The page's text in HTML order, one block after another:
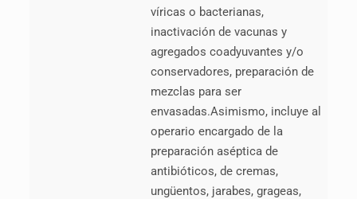
víricas o bacterianas,
inactivación de vacunas y
agregados coadyuvantes y/o
conservadores, preparación de
mezclas para ser
envasadas.Asimismo, incluye al
operario encargado de la
preparación aséptica de
antibióticos, de cremas,
ungüentos, jarabes, grageas,